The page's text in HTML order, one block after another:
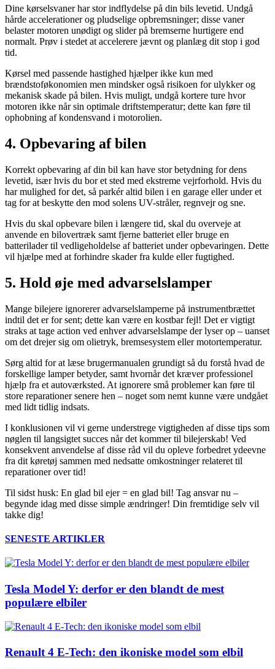
Dine kørselsvaner har stor indflydelse på din bils levetid. Undgå
hårde accelerationer og pludselige opbremsninger; disse vaner
belaster motoren unødigt og slider på bremserne hurtigere end
normalt. Prøv i stedet at accelerere jævnt og planlæg dit stop i god
tid.
Kørsel med passende hastighed hjælper ikke kun med
brændstoføkonomien men mindsker også risikoen for ulykker og
mekanisk skade på bilen. Hvis muligt, undgå kortere ture hvor
motoren ikke når sin optimale driftstemperatur; dette kan føre til
ophobning af kondensvand i motorolien.
4. Opbevaring af bilen
Korrekt opbevaring af din bil kan have stor betydning for dens
levetid, især hvis du bor et sted med ekstreme vejrforhold. Hvis du
har mulighed for det, så parkér altid bilen i en garage eller under et
tag for at beskytte den mod solens UV-stråler, regnvejr og sne.
Hvis du skal opbevare bilen i længere tid, skal du overveje at
anvende en bilovertræk samt fjerne batteriet eller bruge en
batterilader til vedligeholdelse af batteriet under opbevaringen. Dette
vil hjælpe med at forhindre skader fra kulde eller fugtighed.
5. Hold øje med advarselslamper
Mange bilejere ignorerer advarselslamperne på instrumentbrættet
indtil det er for sent; dette kan være en kostbar fejl! Det er vigtigt
straks at tage action ved enhver advarselslampe der lyser op – uanset
om det drejer sig om olietryk, bremsesystem eller motortemperatur.
Sørg altid for at læse brugermanualen grundigt så du forstå hvad de
forskellige lamper betyder, samt hvornår det kræver professionel
hjælp fra et autoværksted. At ignorere små problemer kan føre til
store reparationer senere hen – noget som nemt kunne være undgået
med lidt tidlig indsats.
I konklusionen vil vi gerne understrege vigtigheden af disse tips som
nøglen til langsigtet succes når det kommer til bilejerskab! Ved
konsekvent anvendelse af disse råd vil du opleve forbedret ydeevne
fra dit køretøj sammen med nedsatte omkostninger relateret til
reparationer over tid!
Til sidst husk: En glad bil ejer = en glad bil! Tag ansvar nu –
begynde idag med disse simple ændringer! Din fremtidige selv vil
takke dig!
SENESTE ARTIKLER
Tesla Model Y: derfor er den blandt de mest
populære elbiler
Renault 4 E-Tech: den ikoniske model som elbil